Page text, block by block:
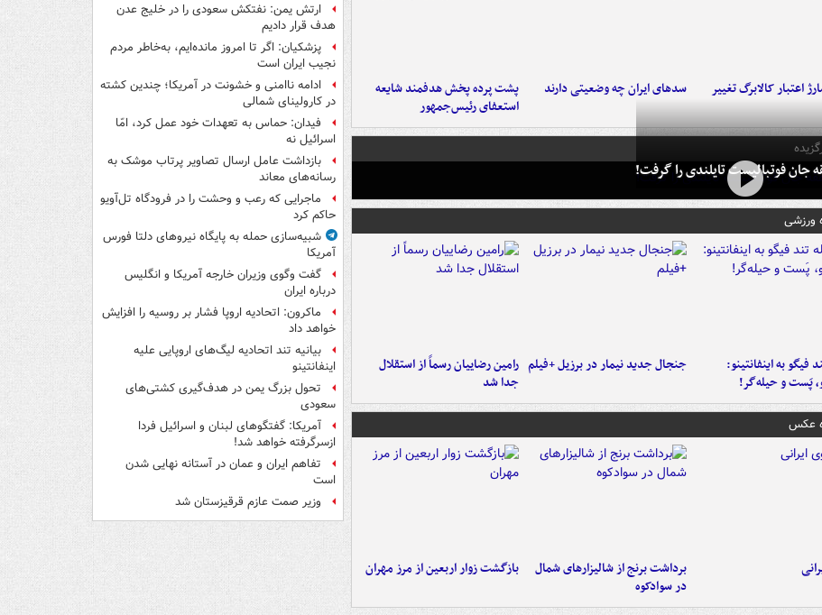
اعتبار کالابرگ تغییر
سدهای ایران چه وضعیتی دارند
پشت پرده پخش هدفمند شایعه
استعفای رئیس‌جمهور
جان فوتبالیست تایلندی را گرفت!
ورزشی
فیگو به اینفانتینو:
پَست‌ و حیله‌گر!
جنجال جدید نیمار در برزیل +فیلم رامین رضاییان رسماً از استقلال
جدا شد
عکس
برداشت برنج از شالیزارهای شمال
در سوادکوه
بازگشت زوار اربعین از مرز مهران
ارتش یمن: نفتکش سعودی را در خلیج عدن
هدف قرار دادیم
پزشکیان: اگر تا امروز مانده‌ایم، به‌خاطر مردم
نجیب ایران است
ادامه ناامنی و خشونت در آمریکا؛ چندین کشته
در کارولینای شمالی
فیدان: حماس به تعهدات خود عمل کرد، امّا
اسرائیل نه
بازداشت عامل ارسال تصاویر پرتاب موشک به
رسانه‌های معاند
ماجرایی که رعب و وحشت را در فرودگاه تل‌آویو
حاکم کرد
شبیه‌سازی حمله به پایگاه نیروهای دلتا فورس
آمریکا
گفت وگوی وزیران خارجه آمریکا و انگلیس
درباره ایران
ماکرون: اتحادیه اروپا فشار بر روسیه را افزایش
خواهد داد
بیانیه تند اتحادیه لیگ‌های اروپایی علیه
اینفانتینو
تحول بزرگ یمن در هدف‌گیری کشتی‌های
سعودی
آمریکا: گفتگوهای لبنان و اسرائیل فردا
ازسرگرفته خواهد شد!
تفاهم ایران و عمان در آستانه نهایی شدن
است
وزیر صمت عازم قرقیزستان شد